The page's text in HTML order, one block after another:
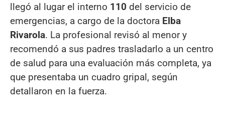
llegó al lugar el interno 110 del servicio de
emergencias, a cargo de la doctora Elba
Rivarola. La profesional revisó al menor y
recomendó a sus padres trasladarlo a un centro
de salud para una evaluación más completa, ya
que presentaba un cuadro gripal, según
detallaron en la fuerza.